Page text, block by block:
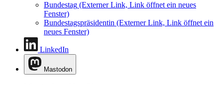
Bundestag (Externer Link, Link öffnet ein neues
Fenster)
Bundestagspräsidentin (Externer Link, Link öffnet ein
neues Fenster)
LinkedIn
Mastodon